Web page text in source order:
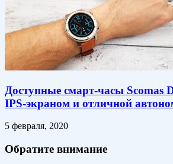
Доступные смарт-часы Scomas
IPS-экраном и отличной
5 февраля, 2020
Обратите внимание